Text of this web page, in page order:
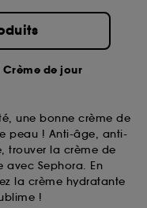
Crème de jour
une bonne crème de
peau ! Anti-âge, anti-
trouver la crème de
avec Sephora. En
la crème hydratante
!
le dépôt et la
accord. Vous
le dépôt
de
pour les
personnelles
activité en ligne
cookies, cliques
pouvez à tout
Si vous